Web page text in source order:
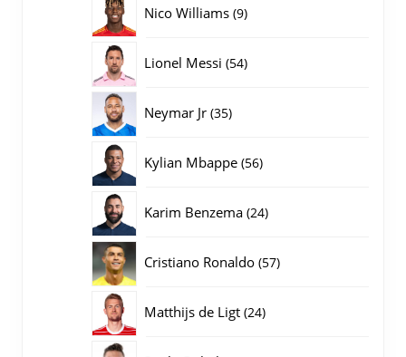
Nico Williams 99
Lionel Messi 5454
Neymar Jr 3535
Kylian Mbappe 5656
Karim Benzema 2424
Cristiano Ronaldo 5757
Matthijs de Ligt 2424